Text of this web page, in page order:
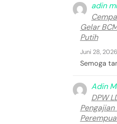
adin
Gelar
Putih
Juni 28, 2026
Semoga
Adin
DPW
Pengajian